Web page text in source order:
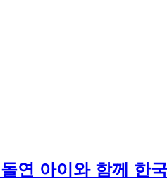
연 아이와 함께 한